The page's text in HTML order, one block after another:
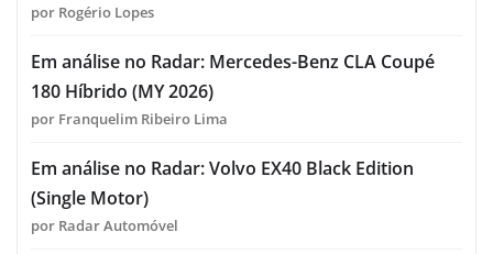
por Rogério Lopes
Em análise no Radar: Mercedes-Benz CLA Coupé
180 Híbrido (MY 2026)
por Franquelim Ribeiro Lima
Em análise no Radar: Volvo EX40 Black Edition
(Single Motor)
por Radar Automóvel